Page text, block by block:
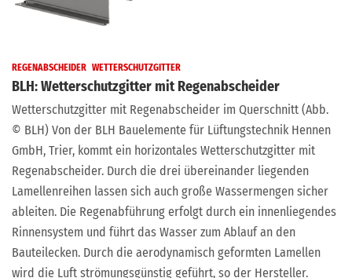
REGENABSCHEIDER WETTERSCHUTZGITTER
BLH: Wetterschutzgitter mit Regenabscheider
Wetterschutzgitter mit Regenabscheider im Querschnitt (Abb.
© BLH) Von der BLH Bauelemente für Lüftungstechnik Hennen
GmbH, Trier, kommt ein horizontales Wetterschutzgitter mit
Regenabscheider. Durch die drei übereinander liegenden
Lamellenreihen lassen sich auch große Wassermengen sicher
ableiten. Die Regenabführung erfolgt durch ein innenliegendes
Rinnensystem und führt das Wasser zum Ablauf an den
Bauteilecken. Durch die aerodynamisch geformten Lamellen
wird die Luft strömungsgünstig geführt, so der Hersteller.